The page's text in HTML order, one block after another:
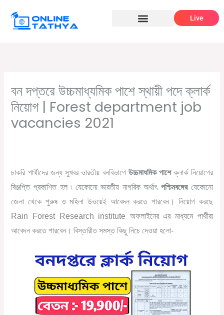
Live
বন দপ্তরে উচ্চমাধ্যমিক পাশে স্থায়ী পদে ক্লার্ক
নিয়োগ | Forest department job
vacancies 2021
চাকরি পার্থীদের জন্য সুখবর ভারতীয় বনবিভাগে উচ্চমাধমিক পাশেক্লার্ক নিয়োগের
বিঞ্জপ্তি প্রকাশিত হল ৷ যেকোনো ভারতীয় নাগরিক অর্থাৎ পশ্চিমবঙ্গেরযেকোনো
জেলা থেকে পুরুষ ও মহিলা উভয়েই আবেদন করতে পারবেন। নিয়োগ করছে
Rain Forest Research institute অফলাইনের এর মাধ্যমে পার্থীরা
আবেদন করতে পারবেন। বিস্তারীত সমস্ত কিছু নিচে দেওয়া হলো-